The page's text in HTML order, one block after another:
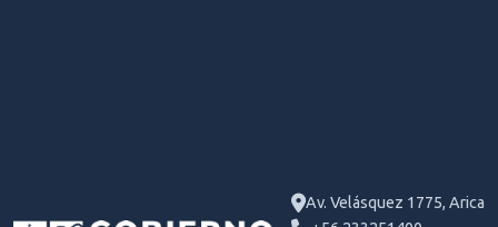
Av. Velásquez 1775, Arica